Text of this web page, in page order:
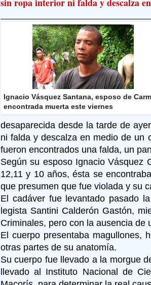
Ignacio Vásquez Santana, esposo de
encontrada muerta este viernes
desaparecida desde la tarde de
ni falda y descalza en medio de un
fueron encontrados una falda, un
Según su esposo Ignacio Vásquez
12,11 y 10 años, ésta se
que presumen que fue violada y su
El cadáver fue levantado pasado
legista Santini Calderón Gastón,
Criminales, pero con la ausencia de
El cuerpo presentaba magullones,
otras partes de su anatomía.
Su cuerpo fue llevado a la morgue
llevado al Instituto Nacional de